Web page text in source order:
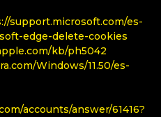
support.microsoft.com/es-
edge-delete-cookies
kb/ph5042
Windows/11.50/es-
accounts/answer/61416?